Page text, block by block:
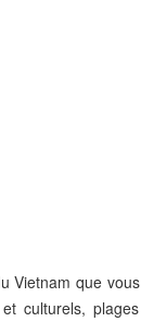
Vietnam que vous
culturels, plages